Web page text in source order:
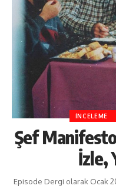
İNCELEME
Şef
İzle,
Episode Dergi olarak Ocak